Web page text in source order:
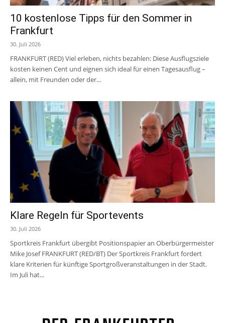
10 kostenlose Tipps für den Sommer in
Frankfurt
30. Juli 2026
FRANKFURT (RED) Viel erleben, nichts bezahlen: Diese Ausflugsziele
kosten keinen Cent und eignen sich ideal für einen Tagesausflug –
allein, mit Freunden oder der...
Klare Regeln für Sportevents
30. Juli 2026
Sportkreis Frankfurt übergibt Positionspapier an Oberbürgermeister
Mike Josef FRANKFURT (RED/BT) Der Sportkreis Frankfurt fordert
klare Kriterien für künftige Sportgroßveranstaltungen in der Stadt.
Im Juli hat...